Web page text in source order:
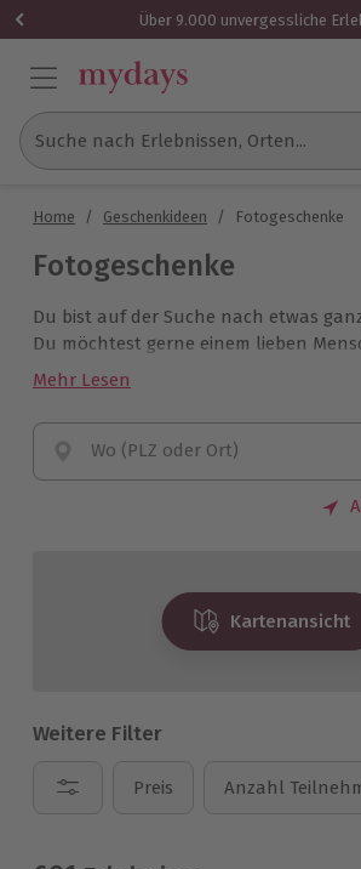
Über 9.000 unvergessliche
Suche nach Erlebnissen, Orten...
Home / Geschenkideen / Fotogeschenke
Fotogeschenke
Du bist auf der Suche nach etwas
Du möchtest gerne einem lieben
außergewöhnliches Geschenk
Dann schenke eines der vielen
Erlebnisse von mydays. Unter den
garantiert das ideale Fotogeschenk
Mehr Lesen
Wo (PLZ oder Ort)
Kartenansicht
Weitere Filter
Preis Anzahl